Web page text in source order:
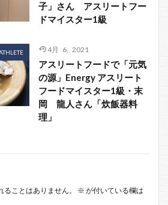
子」さん アスリートフー
ドマイスター1級
4月 6, 2021
アスリートフードで「元気
の源」Energy アスリート
フードマイスター1級・末
岡 龍人さん「炊飯器料
理」
ことはありません。 ※ が付いている欄は